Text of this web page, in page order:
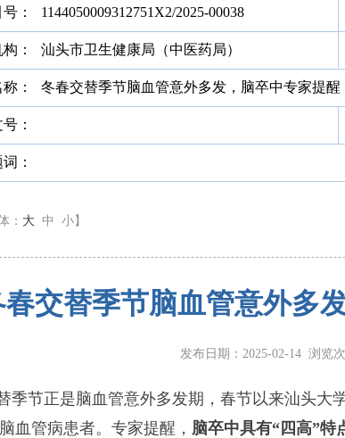
： 1144050009312751X2/2025-00038
： 汕头市卫生健康局（中医药局）
： 冬春交替季节脑血管意外多发，脑卒中专家提醒
：
：
： 大 中 小 】
交替季节脑血管意外多
发布日期：2025-02-14 浏览次
季节正是脑血管意外多发期，春节以来汕头大
血管病患者。专家提醒， 脑卒中具有“四高”特